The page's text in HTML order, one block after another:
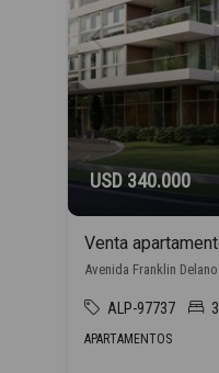
USD 340.000
ALP-97737 3
APARTAMENTOS